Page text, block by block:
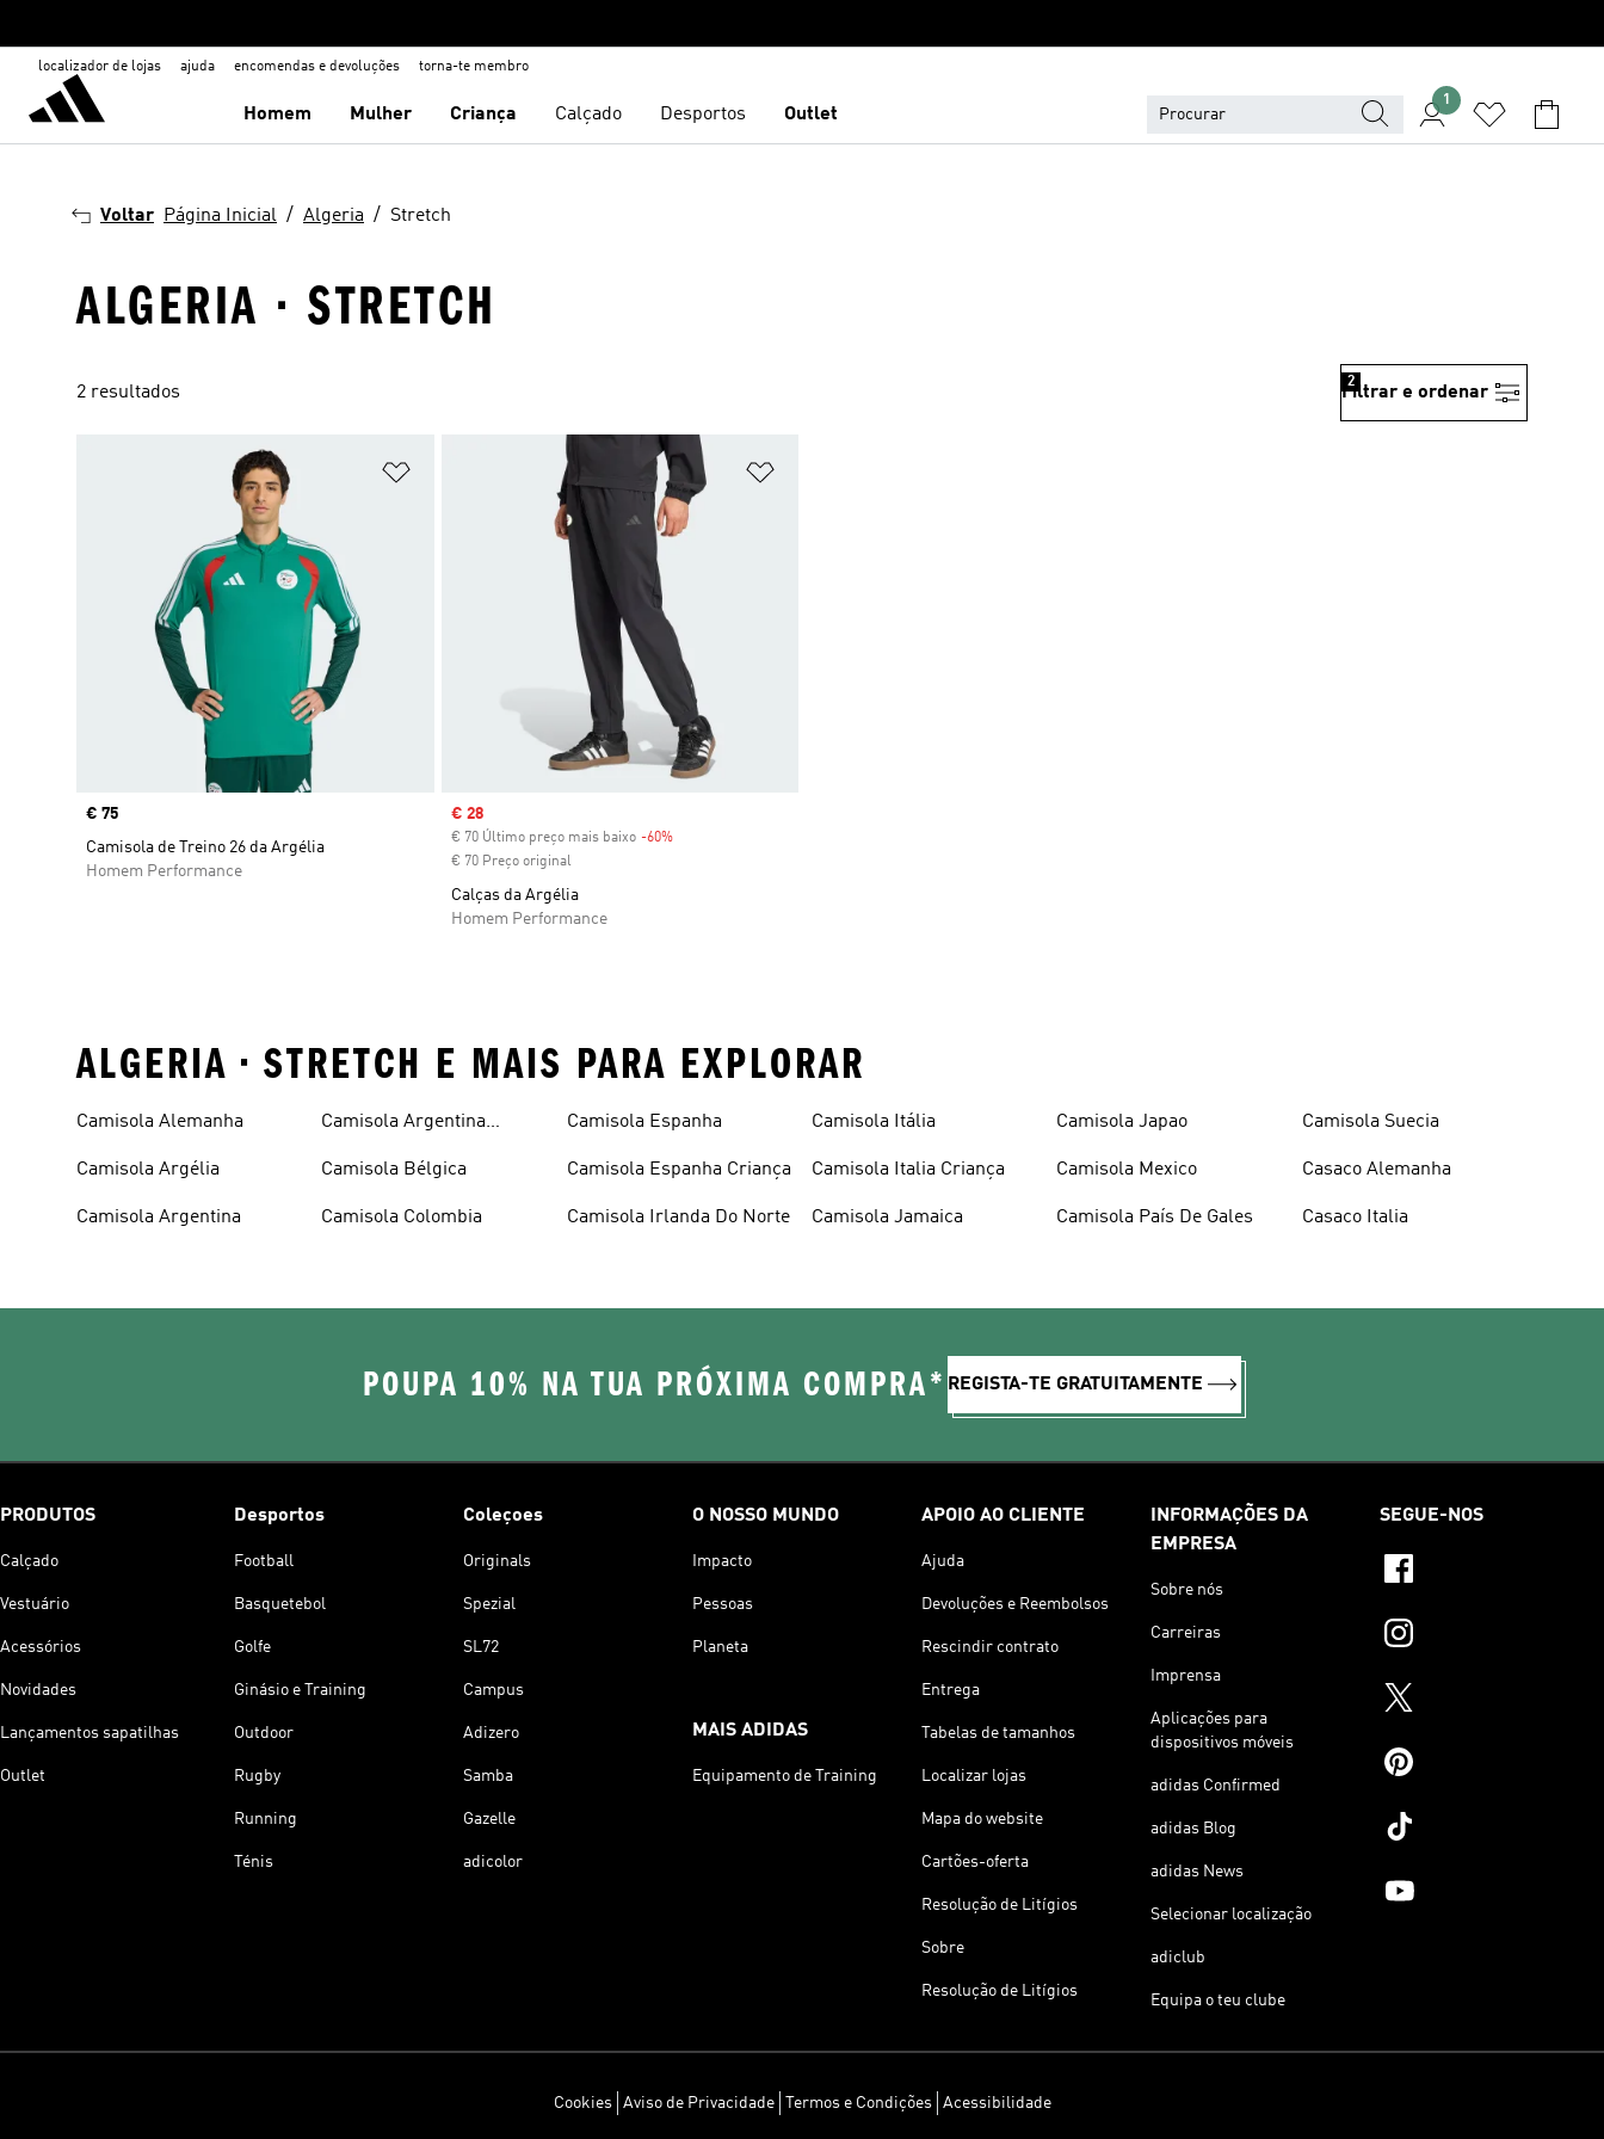
localizador de lojas ajuda encomendas e devoluções torna-te membro
Homem Mulher Criança Calçado Desportos Outlet
1
Voltar Página Inicial Algeria Stretch
ALGERIA · STRETCH
2 resultados Filtrar e ordenar
2
Adicionar à Lista de Desejos
Price
€ 75
Camisola de Treino 26 da Argélia
Homem Performance
Sale price
€ 28
€ 70 Último preço mais baixo -60%Discount
€ 70 Preço original
Calças da Argélia
Homem Performance
ALGERIA • STRETCH E MAIS PARA EXPLORAR
Camisola Alemanha
Camisola Argélia
Camisola Argentina
Camisola Argentina
Camisola Bélgica
Camisola Colombia
Camisola Espanha
Camisola Espanha Criança
Camisola Irlanda Do Norte
Camisola Itália
Camisola Italia Criança
Camisola Jamaica
Camisola Japao
Camisola Mexico
Camisola País De Gales
Camisola Suecia
Casaco Alemanha
Casaco Italia
POUPA 10% NA TUA PRÓXIMA COMPRA* REGISTA-TE GRATUITAMENTE
PRODUTOS
Calçado
Vestuário
Acessórios
Novidades
Lançamentos sapatilhas
Outlet
Desportos
Football
Basquetebol
Golfe
Ginásio e Training
Outdoor
Rugby
Running
Ténis
Coleçoes
Originals
Spezial
SL72
Campus
Adizero
Samba
Gazelle
adicolor
O NOSSO MUNDO
Impacto
Pessoas
Planeta
MAIS ADIDAS
Equipamento de Training
APOIO AO CLIENTE
Ajuda
Devoluções e Reembolsos
Rescindir contrato
Entrega
Tabelas de tamanhos
Localizar lojas
Mapa do website
Cartões-oferta
Resolução de Litígios
Sobre
Resolução de Litígios
INFORMAÇÕES DA
EMPRESA
Sobre nós
Carreiras
Imprensa
Aplicações para
dispositivos móveis
adidas Confirmed
adidas Blog
adidas News
Selecionar localização
adiclub
Equipa o teu clube
SEGUE-NOS
Cookies Aviso de Privacidade Termos e Condições Acessibilidade